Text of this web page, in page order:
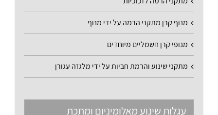
מנוף קרן מתקני הרמה על ידי מנוף
מנופי קרן חשמליים מיוחדים
מתקני שינוע והרמת חביות על ידי מלגזה עגורן
עגלות שינוע מאלומיניום ומתכת